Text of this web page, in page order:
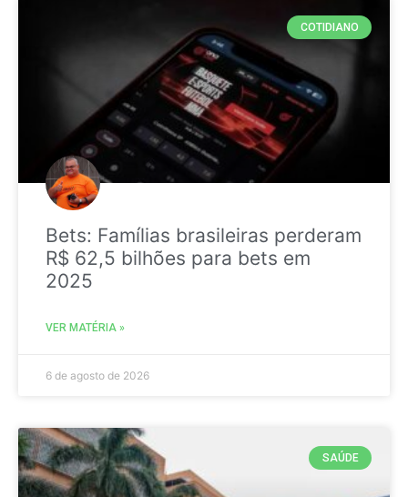
COTIDIANO
Bets: Famílias brasileiras perderam
R$ 62,5 bilhões para bets em
2025
VER MATÉRIA »
6 de agosto de 2026
SAÚDE